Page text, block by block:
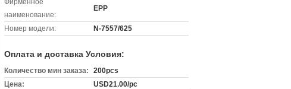
Фирменное
наименование:
EPP
Номер модели: N-7557/625
Оплата и доставка Условия:
Количество мин заказа:
200pcs
Цена:
USD21.00/pc